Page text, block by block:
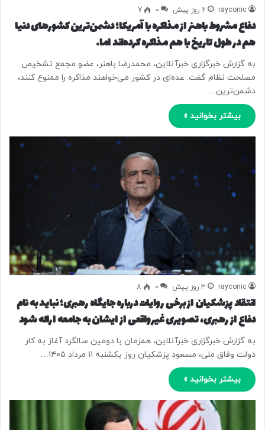
rayconic 2 روز پیش 0
7
دفاع مشروط باهنر از مذاکره با آمریکا؛ دشمن‌ترین کشورهای دنیا
هم در طول تاریخ با هم مذاکره کرده‌اند اما…
به گزارش خبرگزاری خبرآنلاین، محمدرضا باهنر، عضو مجمع تشخیص
مصلحت نظام گفت: عده‌ای در کشور می‌خواهند مذاکره را ممنوع کنند،
دشمن‌ترین…
بیشتر بخوانید »
rayconic 3 روز پیش 0
8
انتقاد پزشکیان از برخی روایات‌ درباره جایگاه رهبری؛ نباید به نام
دفاع از رهبری، تصویری غیرواقعی از ایشان به جامعه ارائه شود
به گزارش خبرگزاری خبرآنلاین، همزمان با دومین سالگرد آغاز به کار
دولت وفاق ملی، مسعود پزشکیان روز یکشنبه ۱۱ مرداد ۱۴۰۵…
بیشتر بخوانید »